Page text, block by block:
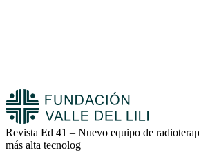
Revista Ed 41 – Nuevo equipo de
más alta tecnolog